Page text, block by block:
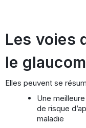
Les voies
le
Elles peuvent se
Une
de risque
maladie